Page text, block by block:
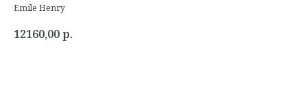
Emile Henry
12160,00р.